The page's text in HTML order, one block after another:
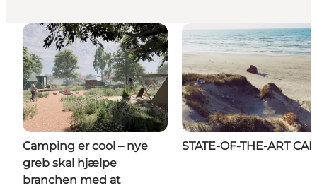
Camping er cool – nye
greb skal hjælpe
branchen med at
STATE-OF-THE-ART